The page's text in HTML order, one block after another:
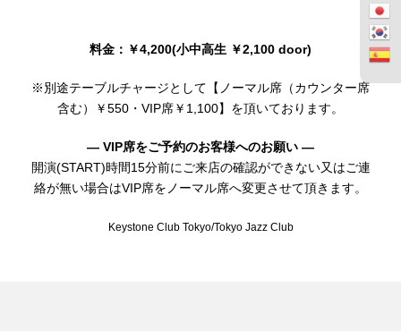
料金：￥4,200(小中高生 ￥2,100 door)
※別途テーブルチャージとして【ノーマル席（カウンター席
含む）￥550・VIP席￥1,100】を頂いております。
— VIP席をご予約のお客様へのお願い —
開演(START)時間15分前にご来店の確認ができない又はご連
絡が無い場合はVIP席をノーマル席へ変更させて頂きます。
Keystone Club Tokyo/Tokyo Jazz Club